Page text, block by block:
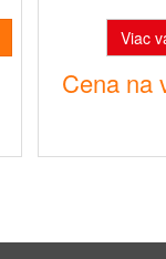
Viac
Cena na